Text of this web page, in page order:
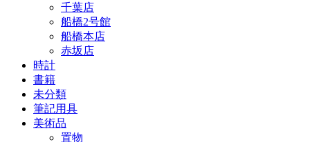
千葉店
船橋2号館
船橋本店
赤坂店
時計
書籍
未分類
筆記用具
美術品
置物